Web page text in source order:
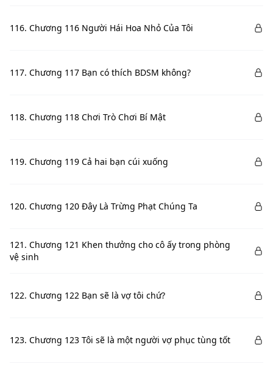
116. Chương 116 Người Hái Hoa Nhỏ Của Tôi
117. Chương 117 Bạn có thích BDSM không?
118. Chương 118 Chơi Trò Chơi Bí Mật
119. Chương 119 Cả hai bạn cúi xuống
120. Chương 120 Đây Là Trừng Phạt Chúng Ta
121. Chương 121 Khen thưởng cho cô ấy trong phòng
vệ sinh
122. Chương 122 Bạn sẽ là vợ tôi chứ?
123. Chương 123 Tôi sẽ là một người vợ phục tùng tốt